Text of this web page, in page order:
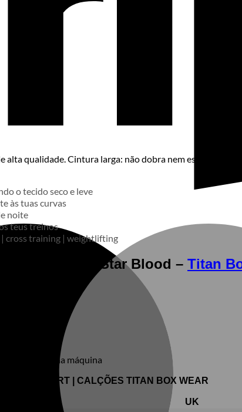
alta qualidade. Cintura larga: não dobra nem escorrega.
o tecido seco e leve
às tuas curvas
noite
teus treinos
cross training | weightlifting
LC Lucky Star Blood – Titan
não secar na máquina
SIZE CHART | CALÇÕES TITAN BOX WEAR
UK